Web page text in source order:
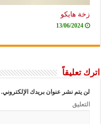
زخة هايكو
13/06/2024
اترك تعليقاً
لن يتم نشر عنوان بريدك الإلكتروني.
التعليق